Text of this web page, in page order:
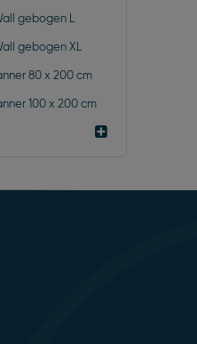
gebogen L
gebogen XL
80 x 200 cm
100 x 200 cm